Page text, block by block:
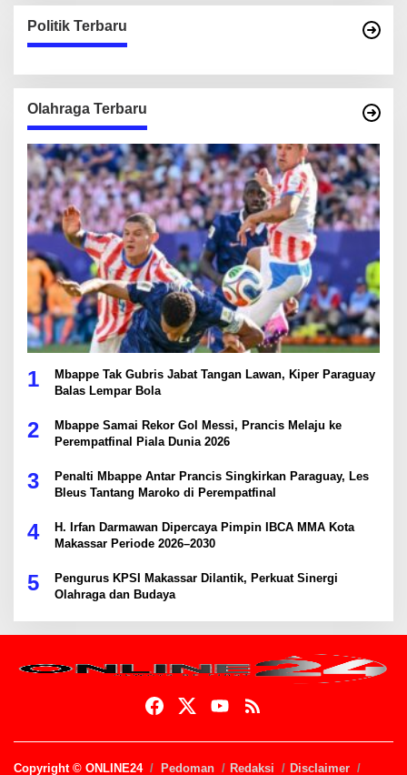
Politik Terbaru
Olahraga Terbaru
1
Mbappe Tak Gubris Jabat Tangan Lawan, Kiper Paraguay
Balas Lempar Bola
2
Mbappe Samai Rekor Gol Messi, Prancis Melaju ke
Perempatfinal Piala Dunia 2026
3
Penalti Mbappe Antar Prancis Singkirkan Paraguay, Les
Bleus Tantang Maroko di Perempatfinal
4
H. Irfan Darmawan Dipercaya Pimpin IBCA MMA Kota
Makassar Periode 2026–2030
5
Pengurus KPSI Makassar Dilantik, Perkuat Sinergi
Olahraga dan Budaya
Copyright © ONLINE24 Pedoman Redaksi Disclaimer